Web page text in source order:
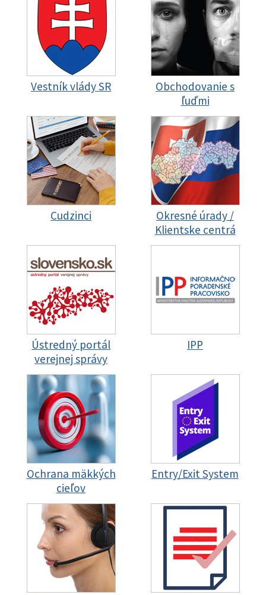
Vestník vlády SR
Obchodovanie s
ľuďmi
Cudzinci
Okresné úrady /
Klientske centrá
Ústredný portál
verejnej správy
IPP
Ochrana mäkkých
cieľov
Entry/Exit System